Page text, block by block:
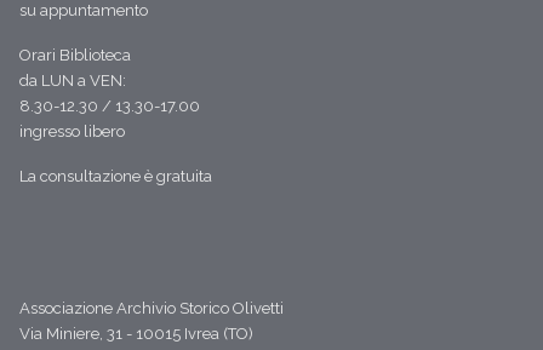
su appuntamento
Orari Biblioteca
da LUN a VEN:
8.30-12.30 / 13.30-17.00
ingresso libero
La consultazione è gratuita
Associazione Archivio Storico Olivetti
Via Miniere, 31 - 10015 Ivrea (TO)